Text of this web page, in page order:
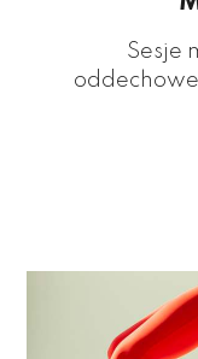
Sesje